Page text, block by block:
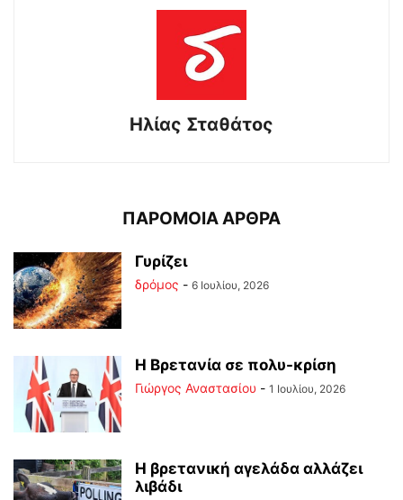
Ηλίας Σταθάτος
ΠΑΡΟΜΟΙΑ ΑΡΘΡΑ
Γυρίζει
δρόμος - 6 Ιουλίου, 2026
Η Βρετανία σε πολυ-κρίση
Γιώργος Αναστασίου - 1 Ιουλίου, 2026
Η βρετανική αγελάδα αλλάζει
λιβάδι